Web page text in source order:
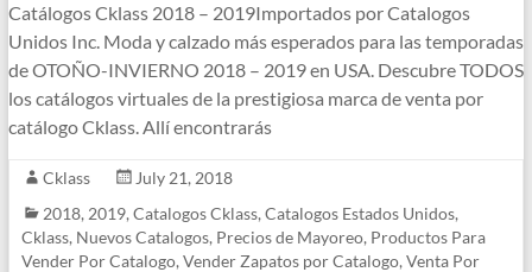
Catálogos Cklass 2018 – 2019Importados por Catalogos
Unidos Inc. Moda y calzado más esperados para las temporadas
de OTOÑO-INVIERNO 2018 – 2019 en USA. Descubre TODOS
los catálogos virtuales de la prestigiosa marca de venta por
catálogo Cklass. Allí encontrarás
Cklass
July 21, 2018
2018, 2019, Catalogos Cklass, Catalogos Estados Unidos,
Cklass, Nuevos Catalogos, Precios de Mayoreo, Productos Para
Vender Por Catalogo, Vender Zapatos por Catalogo, Venta Por